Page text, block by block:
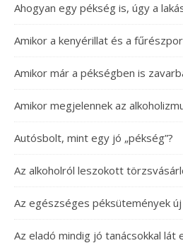
Ahogyan egy pékség is, úgy a
Amikor a kenyérillat és a
Amikor már a pékségben is
Amikor megjelennek az
Autósbolt, mint egy jó „pékség”?
Az alkoholról leszokott
Az egészséges péksütemények
Az eladó mindig jó tanácsokkal lát